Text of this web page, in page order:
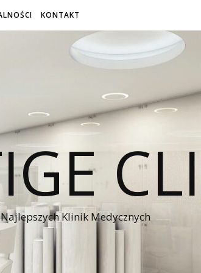
KONTAKT
Najlepszych Klinik Medycznych